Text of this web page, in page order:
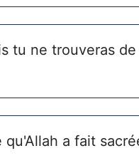
tu ne trouveras
a fait